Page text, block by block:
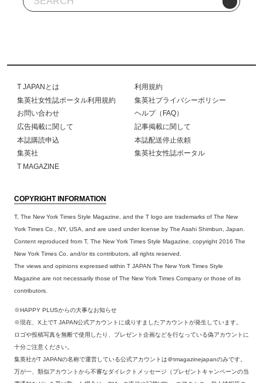
T JAPANとは
利用規約
集英社女性誌ポータル利用規約
集英社プライバシーポリシー
お問い合わせ
ヘルプ（FAQ）
広告掲載に関して
記事掲載に関して
本誌購読申込
本誌配送停止依頼
集英社
集英社女性誌ポータル
T MAGAZINE
COPYRIGHT INFORMATION
T, The New York Times Style Magazine, and the T logo are trademarks of The New
York Times Co., NY, USA, and are used under license by The Asahi Shimbun, Japan.
Content reproduced from T, The New York Times Style Magazine, copyright 2016 The
New York Times Co. and/or its contributors, all rights reserved.
The views and opinions expressed within T JAPAN The New York Times Style
Magazine are not necessarily those of The New York Times Company or those of its
contributors.
※HAPPY PLUSからの大事なお知らせ
※現在、X上でT JAPAN公式アカウントに成りすましたアカウントが発生しています。
ロゴや投稿写真を無断で使用したり、プレゼント企画などを行なっている偽アカウントに
十分ご注意ください。
集英社がT JAPANの名称で運営している公式アカウントは＠tmagazinejapanのみです。
万が一、類似アカウントから不審なダイレクトメッセージ（プレゼントキャンペーンの当